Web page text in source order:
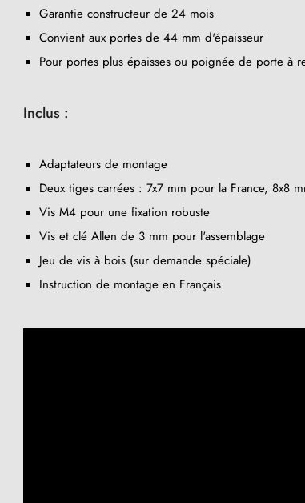
(41 avis)
Garantie constructeur de 24 mois
Convient aux portes de 44 mm d'épaisseur
Pour portes plus épaisses ou poignée de porte à
Inclus :
Adaptateurs de montage
Deux tiges carrées : 7x7 mm pour la France, 8x8
Vis M4 pour une fixation robuste
Vis et clé Allen de 3 mm pour l'assemblage
Jeu de vis à bois (sur demande spéciale)
Instruction de montage en Français